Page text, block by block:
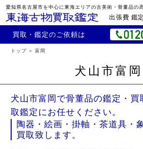
愛知県名古屋市を中心に東海エリアの古美術・骨董品の
出張費 鑑
買取・鑑定のご依頼は
トップ 富岡
犬山市富岡
犬山市富岡で骨董品の鑑定・買
取鑑定にお任せください。
陶器・絵画・掛軸・茶道具・
買取致します。